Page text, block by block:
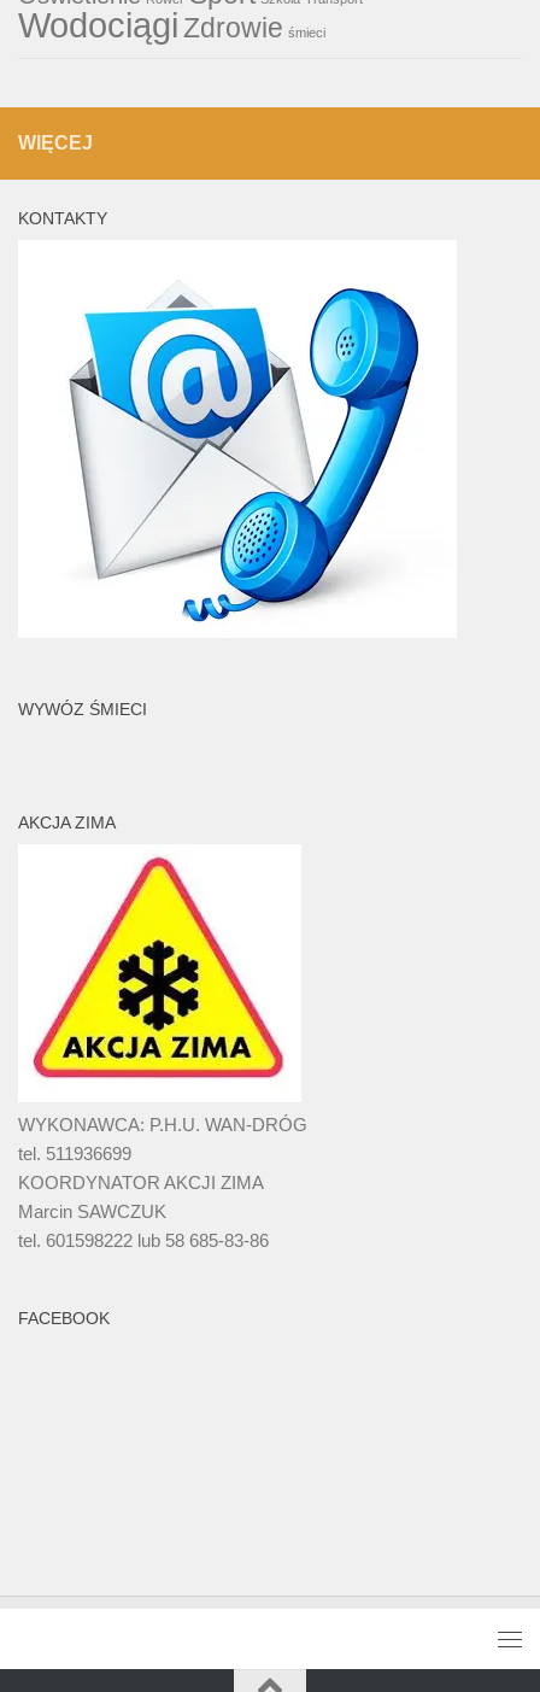
WodociągiZdrowie śmieci
WIĘCEJ
KONTAKTY
WYWÓZ ŚMIECI
AKCJA ZIMA
WYKONAWCA: P.H.U. WAN-DRÓG
tel. 511936699
KOORDYNATOR AKCJI ZIMA
Marcin SAWCZUK
tel. 601598222 lub 58 685-83-86
FACEBOOK